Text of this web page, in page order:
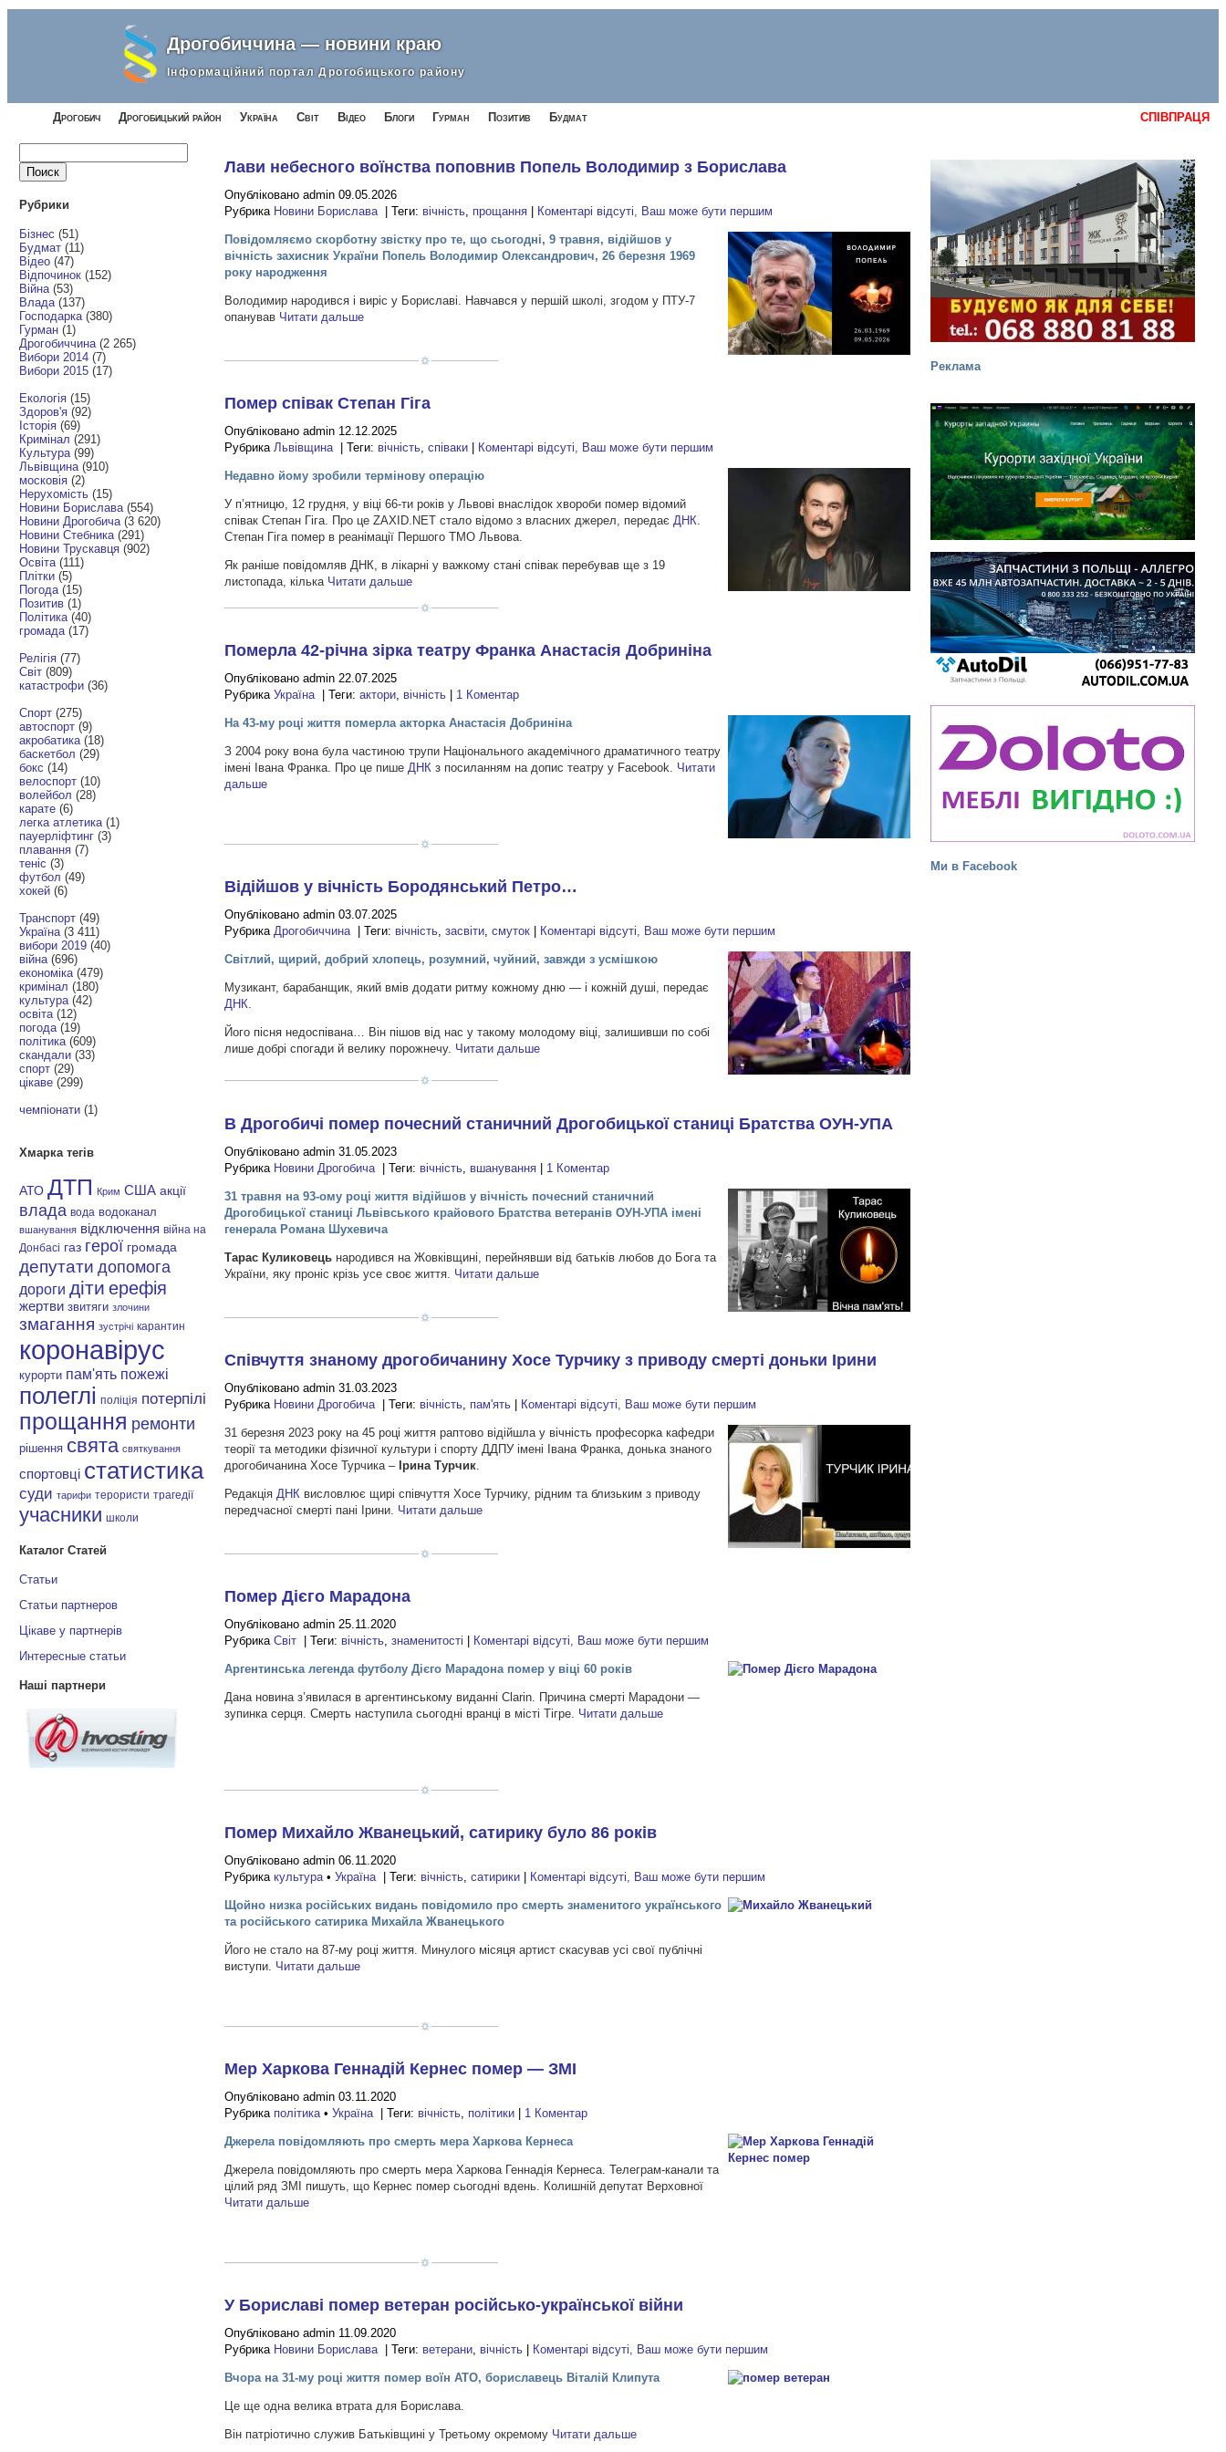
Дрогобиччина — новини краю
Інформаційний портал Дрогобицького району
Дрогобич Дрогобицький район Україна Світ Відео Блоги Гурман СПІВПРАЦЯ
Позитив Будмат
Реклама
Ми в Facebook
Рубрики
Бізнес (51)
Будмат (11)
Відео (47)
Відпочинок (152)
Війна (53)
Влада (137)
Господарка (380)
Гурман (1)
Дрогобиччина (2 265)
Вибори 2014 (7)
Вибори 2015 (17)
Екологія (15)
Здоров'я (92)
Історія (69)
Кримінал (291)
Культура (99)
Львівщина (910)
московія (2)
Нерухомість (15)
Новини Борислава (554)
Новини Дрогобича (3 620)
Новини Стебника (291)
Новини Трускавця (902)
Освіта (111)
Плітки (5)
Погода (15)
Позитив (1)
Політика (40)
громада (17)
Релігія (77)
Світ (809)
катастрофи (36)
Спорт (275)
автоспорт (9)
акробатика (18)
баскетбол (29)
бокс (14)
велоспорт (10)
волейбол (28)
карате (6)
легка атлетика (1)
пауерліфтинг (3)
плавання (7)
теніс (3)
футбол (49)
хокей (6)
Транспорт (49)
Україна (3 411)
вибори 2019 (40)
війна (696)
економіка (479)
кримінал (180)
культура (42)
освіта (12)
погода (19)
політика (609)
скандали (33)
спорт (29)
цікаве (299)
чемпіонати (1)
Хмарка тегів
АТО ДТП Крим США акції
влада вода водоканал
вшанування відключення війна на
Донбасі газ герої громада
депутати допомога
дороги діти ерефія
жертви звитяги злочини
змагання зустрічі карантин
коронавірус
курорти пам'ять пожежі
полеглі поліція потерпілі
прощання ремонти
рішення свята святкування
спортовці статистика
суди тарифи терористи трагедії
учасники школи
Каталог Статей
Статьи
Статьи партнеров
Цікаве у партнерів
Интересные статьи
Наші партнери
Лави небесного воїнства поповнив Попель Володимир з Борислава
Опубліковано admin 09.05.2026
Рубрика Новини Борислава| Теги: вічність, прощання Коментарі відсуті, Ваш може бути першим
Повідомляємо скорботну звістку про те, що сьогодні, 9 травня, відійшов у
вічність захисник України Попель Володимир Олександрович, 26 березня 1969
року народження
Володимир народився і виріс у Бориславі. Навчався у першій школі, згодом у ПТУ-7
опанував Читати дальше
Помер співак Степан Гіга
Опубліковано admin 12.12.2025
РубрикаЛьвівщина| Теги: вічність,співаки Коментарі відсуті, Ваш може бути першим
Недавно йому зробили термінову операцію
У п’ятницю, 12 грудня, у віці 66-ти років у Львові внаслідок хвороби помер відомий
співак Степан Гіга. Про це ZAXID.NET стало відомо з власних джерел, передаєДНК.
Степан Гіга помер в реанімації Першого ТМО Львова.
Як раніше повідомляв ДНК, в лікарні у важкому стані співак перебував ще з 19
листопада, кілька Читати дальше
Померла 42-річна зірка театру Франка Анастасія Добриніна
Опубліковано admin 22.07.2025
РубрикаУкраїна| Теги:актори, вічність 1 Коментар
На 43-му році життя померла акторка Анастасія Добриніна
З 2004 року вона була частиною трупи Національного академічного драматичного театру
імені Івана Франка. Про це пишеДНК з посиланням на допис театру у Facebook. Читати
дальше
Відійшов у вічність Бородянський Петро…
Опубліковано admin 03.07.2025
РубрикаДрогобиччина| Теги: вічність,засвіти,смуток Коментарі відсуті, Ваш може бути першим
Світлий, щирий, добрий хлопець, розумний, чуйний, завжди з усмішкою
Музикант, барабанщик, який вмів додати ритму кожному дню — і кожній душі, передає
ДНК.
Його пісня недоспівана… Він пішов від нас у такому молодому віці, залишивши по собі
лише добрі спогади й велику порожнечу. Читати дальше
В Дрогобичі помер почесний станичний Дрогобицької станиці Братства ОУН-УПА
Опубліковано admin 31.05.2023
Рубрика Новини Дрогобича | Теги: вічність вшанування | 1 Коментар
31 травня на 93-ому році життя відійшов у вічність почесний станичний
Дрогобицької станиці Львівського крайового Братства ветеранів ОУН-УПА імені
генерала Романа Шухевича
Тарас Куликовець народився на Жовківщині, перейнявши від батьків любов до Бога та
України, яку проніс крізь усе своє життя. Читати дальше
Співчуття знаному дрогобичанину Хосе Турчику з приводу смерті доньки Ірини
Опубліковано admin 31.03.2023
Рубрика Новини Дрогобича | Теги: вічність пам'ять | Коментарі відсуті, Ваш може бути першим
31 березня 2023 року на 45 році життя раптово відійшла у вічність професорка кафедри
теорії та методики фізичної культури і спорту ДДПУ імені Івана Франка, донька знаного
дрогобичанина Хосе Турчика –Ірина Турчик
Редакція ДНК висловлює щирі співчуття Хосе Турчику, рідним та близьким з приводу
передчасної смерті пані Ірини. Читати дальше
Помер Дієго Марадона
Опубліковано admin 25.11.2020
РубрикаСвіт | Теги: вічність ,знаменитості | Коментарі відсуті, Ваш може бути першим
Аргентинська легенда футболу Дієго Марадона помер у віці 60 років
Дана новина з’явилася в аргентинському виданні Clarin. Причина смерті Марадони —
зупинка серця. Смерть наступила сьогодні вранці в місті Тігре. Читати дальше
Помер Михайло Жванецький, cатирику було 86 років
Опубліковано admin 06.11.2020
Рубрикакультура •Україна | Теги: вічність ,сатирики | Коментарі відсуті, Ваш може бути першим
Щойно низка російських видань повідомило про смерть знаменитого українського
та російського сатирика Михайла Жванецького
Його не стало на 87-му році життя. Минулого місяця артист скасував усі свої публічні
виступи. Читати дальше
Мер Харкова Геннадій Кернес помер — ЗМІ
Опубліковано admin 03.11.2020
Рубрика політика •Україна | Теги: вічність політики | 1 Коментар
Джерела повідомляють про смерть мера Харкова Кернеса
Джерела повідомляють про смерть мера Харкова Геннадія Кернеса. Телеграм-канали та
цілий ряд ЗМІ пишуть, що Кернес помер сьогодні вдень. Колишній депутат Верховної
Читати дальше
У Бориславі помер ветеран російсько-української війни
Опубліковано admin 11.09.2020
Рубрика Новини Борислава | Теги: ветерани вічність | Коментарі відсуті, Ваш може бути першим
Вчора на 31-му році життя помер воїн АТО, бориславець Віталій Клипута
Це ще одна велика втрата для Борислава.
Він патріотично служив Батьківщині у Третьому окремому Читати дальше